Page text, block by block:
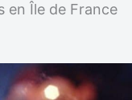
en Île de France